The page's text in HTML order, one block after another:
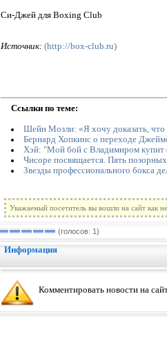
Си-Джей для Boxing Club
Источник: (http://box-club.ru)
Ссылки по теме:
Шейн Мозли: «Я хочу доказать, что
Бернард Хопкинс о переходе
Хэй: "Мой бой с Владимиром купит
Чисоре посвящается. Пять
Звезды профессионального бокса
Уважаемый посетитель вы вошли на сайт как
(голосов: 1)
Информация
Комментировать новости на